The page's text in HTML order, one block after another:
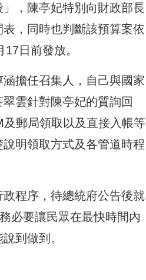
，陳亭妃特別向財政部長
，同時也判斷該預算案依
日前發放。
擔任召集人，自己與國家
雲針對陳亭妃的質詢回
郵局領取以及直接入帳等
明領取方式及各管道時程
程序，待總統府公告後就
必要讓民眾在最快時間內
到做到。